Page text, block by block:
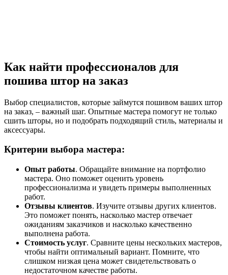
Как найти профессионалов для
пошива штор на заказ
Выбор специалистов, которые займутся пошивом ваших штор
на заказ, – важный шаг. Опытные мастера помогут не только
сшить шторы, но и подобрать подходящий стиль, материалы и
аксессуары.
Критерии выбора мастера:
Опыт работы. Обращайте внимание на портфолио
мастера. Оно поможет оценить уровень
профессионализма и увидеть примеры выполненных
работ.
Отзывы клиентов. Изучите отзывы других клиентов.
Это поможет понять, насколько мастер отвечает
ожиданиям заказчиков и насколько качественно
выполнена работа.
Стоимость услуг. Сравните цены нескольких мастеров,
чтобы найти оптимальный вариант. Помните, что
слишком низкая цена может свидетельствовать о
недостаточном качестве работы.